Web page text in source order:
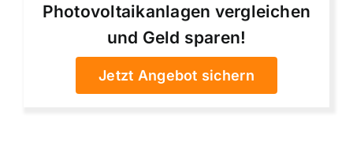
Photovoltaikanlagen vergleichen
und Geld sparen!
Jetzt Angebot sichern